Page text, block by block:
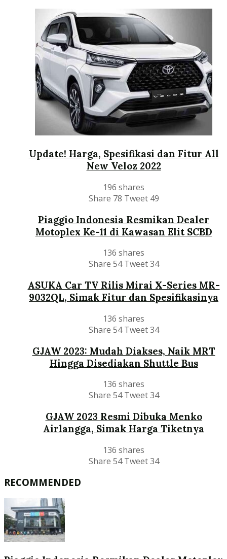
Update! Harga, Spesifikasi dan Fitur All
New Veloz 2022
196 shares
Share 78 Tweet 49
Piaggio Indonesia Resmikan Dealer
Motoplex Ke-11 di Kawasan Elit SCBD
136 shares
Share 54 Tweet 34
ASUKA Car TV Rilis Mirai X-Series MR-
9032QL, Simak Fitur dan Spesifikasinya
136 shares
Share 54 Tweet 34
GJAW 2023: Mudah Diakses, Naik MRT
Hingga Disediakan Shuttle Bus
136 shares
Share 54 Tweet 34
GJAW 2023 Resmi Dibuka Menko
Airlangga, Simak Harga Tiketnya
136 shares
Share 54 Tweet 34
RECOMMENDED